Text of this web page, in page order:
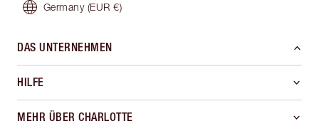
Germany (EUR €)
DAS UNTERNEHMEN
HILFE
MEHR ÜBER CHARLOTTE